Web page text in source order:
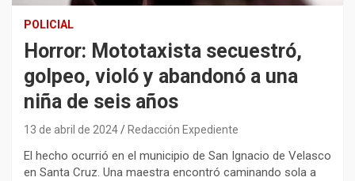
POLICIAL
Horror: Mototaxista secuestró,
golpeo, violó y abandonó a una
niña de seis años
13 de abril de 2024 Redacción Expediente
El hecho ocurrió en el municipio de San Ignacio de Velasco
en Santa Cruz. Una maestra encontró caminando sola a